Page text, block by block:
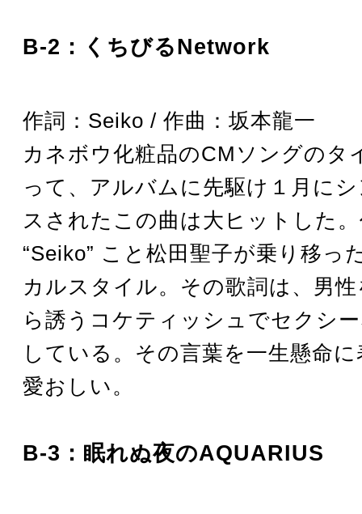
B-2：くちびるNetwork
作詞：Seiko / 作曲：坂本龍一
カネボウ化粧品のCMソングのタ
って、アルバムに先駆け１月に
スされたこの曲は大ヒットした
“Seiko” こと松田聖子が乗り移っ
カルスタイル。その歌詞は、男
ら誘うコケティッシュでセクシ
している。その言葉を一生懸命
愛おしい。
B-3：眠れぬ夜のAQUARIUS